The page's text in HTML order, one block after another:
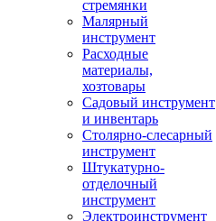
стремянки
Малярный
инструмент
Расходные
материалы,
хозтовары
Садовый инструмент
и инвентарь
Столярно-слесарный
инструмент
Штукатурно-
отделочный
инструмент
Электроинструмент